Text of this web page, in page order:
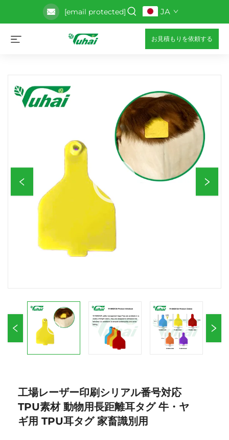
[email protected] JA
お見積もりを依頼する
工場レーザー印刷シリアル番号対応
TPU素材 動物用長距離耳タグ 牛・ヤ
ギ用 TPU耳タグ 家畜識別用